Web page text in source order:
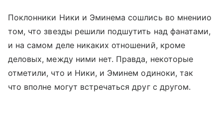
Поклонники Ники и Эминема сошлись во мнениио
том, что звезды решили подшутить над фанатами,
и на самом деле никаких отношений, кроме
деловых, между ними нет. Правда, некоторые
отметили, что и Ники, и Эминем одиноки, так
что вполне могут встречаться друг с другом.